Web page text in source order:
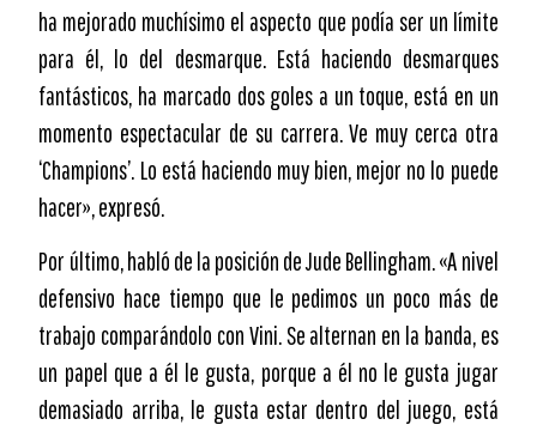
ha mejorado muchísimo el aspecto que podía ser un límite
para él, lo del desmarque. Está haciendo desmarques
fantásticos, ha marcado dos goles a un toque, está en un
momento espectacular de su carrera. Ve muy cerca otra
‘Champions’. Lo está haciendo muy bien, mejor no lo puede
hacer», expresó.
Por último, habló de la posición de Jude Bellingham. «A nivel
defensivo hace tiempo que le pedimos un poco más de
trabajo comparándolo con Vini. Se alternan en la banda, es
un papel que a él le gusta, porque a él no le gusta jugar
demasiado arriba, le gusta estar dentro del juego, está